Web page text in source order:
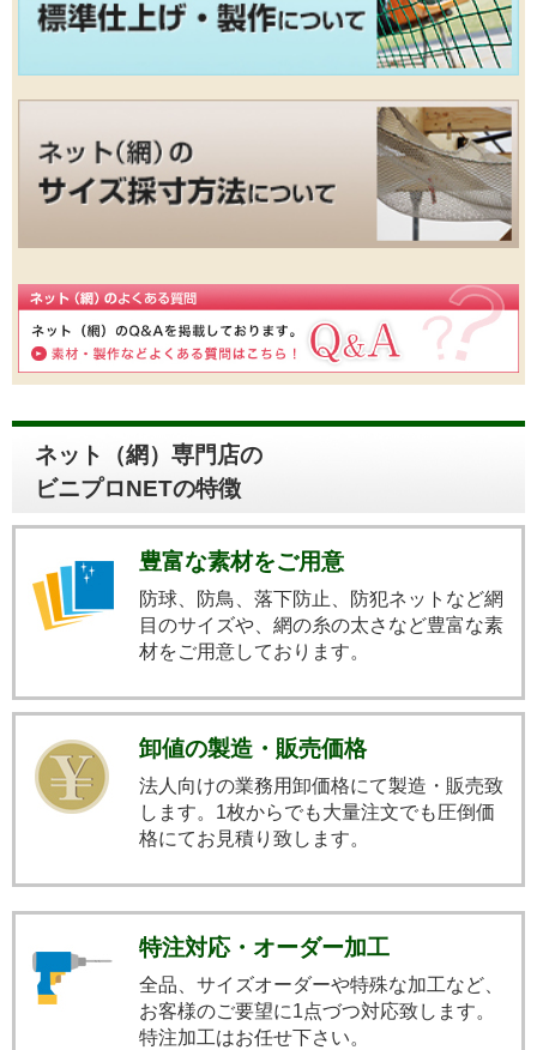
ネット（網）専門店の
ビニプロNETの特徴
豊富な素材をご用意
防球、防鳥、落下防止、防犯ネットなど網
目のサイズや、網の糸の太さなど豊富な素
材をご用意しております。
卸値の製造・販売価格
法人向けの業務用卸価格にて製造・販売致
します。1枚からでも大量注文でも圧倒価
格にてお見積り致します。
特注対応・オーダー加工
全品、サイズオーダーや特殊な加工など、
お客様のご要望に1点づつ対応致します。
特注加工はお任せ下さい。